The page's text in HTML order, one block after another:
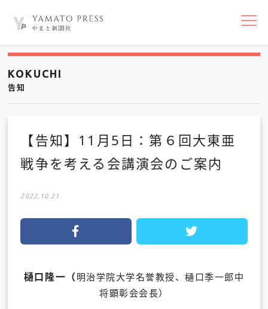
nav
KOKUCHI
告知
【告知】11月5日：第６回大東亜
戦争を考える会講演会のご案内
2022.10.21
樋口隆一（ 明治学院大学名誉教授、樋口季一郎中
将顕彰会会長）